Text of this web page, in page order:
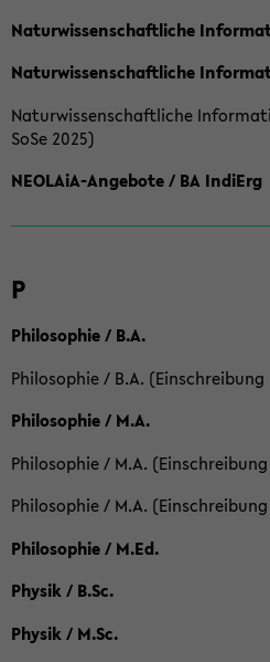
Naturwissenschaftliche
Naturwissenschaftliche
Naturwissenschaftliche
SoSe 2025)
NEOLAiA-Angebote / BA IndiErg
P
Philosophie / B.A.
Philosophie / B.A. (Einschreibung
Philosophie / M.A.
Philosophie / M.A.
Philosophie / M.A.
Philosophie / M.Ed.
Physik / B.Sc.
Physik / M.Sc.